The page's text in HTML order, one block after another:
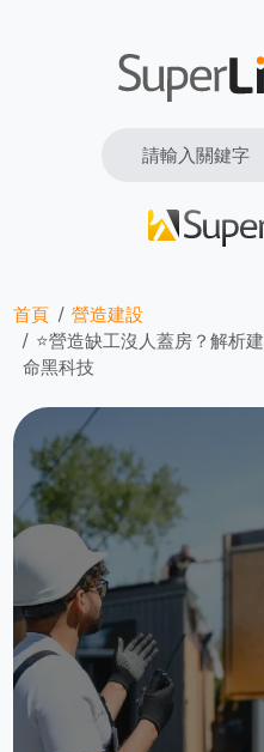
Search
首頁
營造建設
⭐營造缺工沒人蓋房？解析
命黑科技